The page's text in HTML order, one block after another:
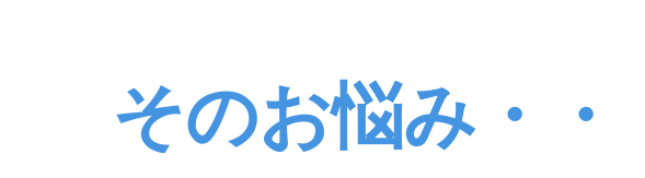
そのお悩み・・